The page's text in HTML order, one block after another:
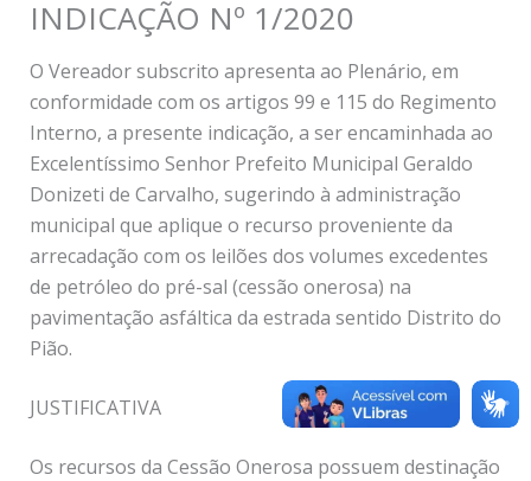
INDICAÇÃO Nº 1/2020
O Vereador subscrito apresenta ao Plenário, em
conformidade com os artigos 99 e 115 do Regimento
Interno, a presente indicação, a ser encaminhada ao
Excelentíssimo Senhor Prefeito Municipal Geraldo
Donizeti de Carvalho, sugerindo à administração
municipal que aplique o recurso proveniente da
arrecadação com os leilões dos volumes excedentes
de petróleo do pré-sal (cessão onerosa) na
pavimentação asfáltica da estrada sentido Distrito do
Pião.
JUSTIFICATIVA
Os recursos da Cessão Onerosa possuem destinação